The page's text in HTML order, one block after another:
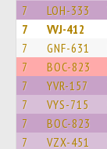
7 LOH-333
7 VVJ-412
7 GNF-631
7 BOC-823
7 YVR-157
7 VYS-715
7 BOC-823
7 VZX-451